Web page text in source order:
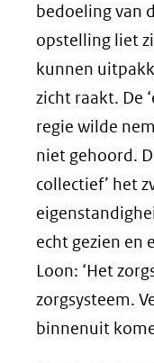
bedoeling van
opstelling liet
kunnen
zicht raakt. De
regie wilde
niet gehoord.
collectief’ het
echt gezien en
Loon: ‘Het
zorgsysteem.
binnenuit